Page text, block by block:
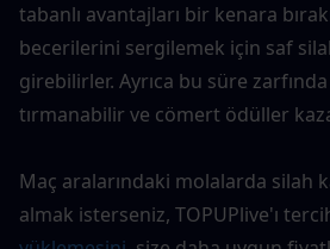
tabanlı avantajları bir kenara
becerilerini sergilemek için saf
girebilirler. Ayrıca bu süre
tırmanabilir ve cömert ödüller
Maç aralarındaki molalarda silah
almak isterseniz, TOPUPlive'ı